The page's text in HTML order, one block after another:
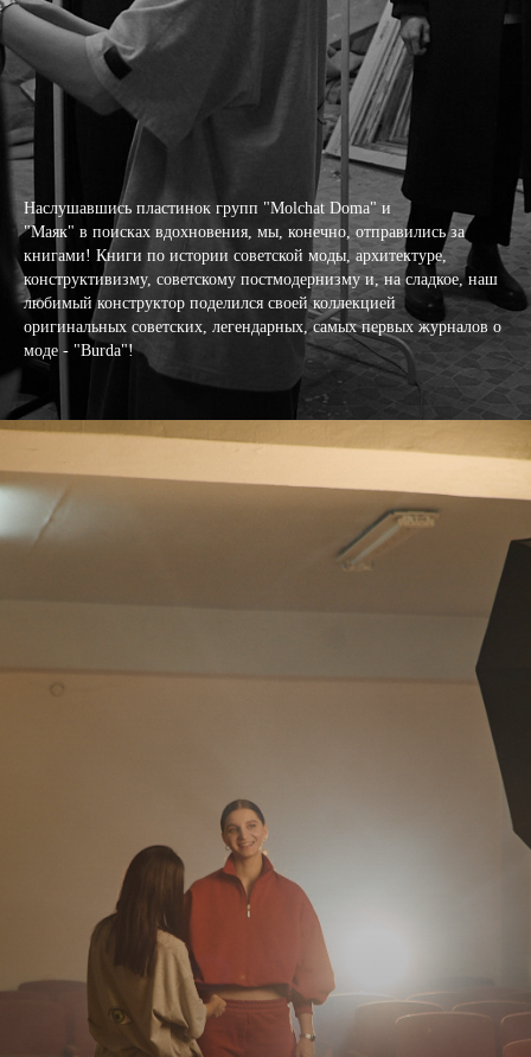
Наслушавшись пластинок групп "Molchat Doma" и
"Маяк" в поисках вдохновения, мы, конечно, отправились за
книгами! Книги по истории советской моды, архитектуре,
конструктивизму, советскому постмодернизму и, на сладкое, наш
любимый конструктор поделился своей коллекцией
оригинальных советских, легендарных, самых первых журналов о
моде - "Burda"!